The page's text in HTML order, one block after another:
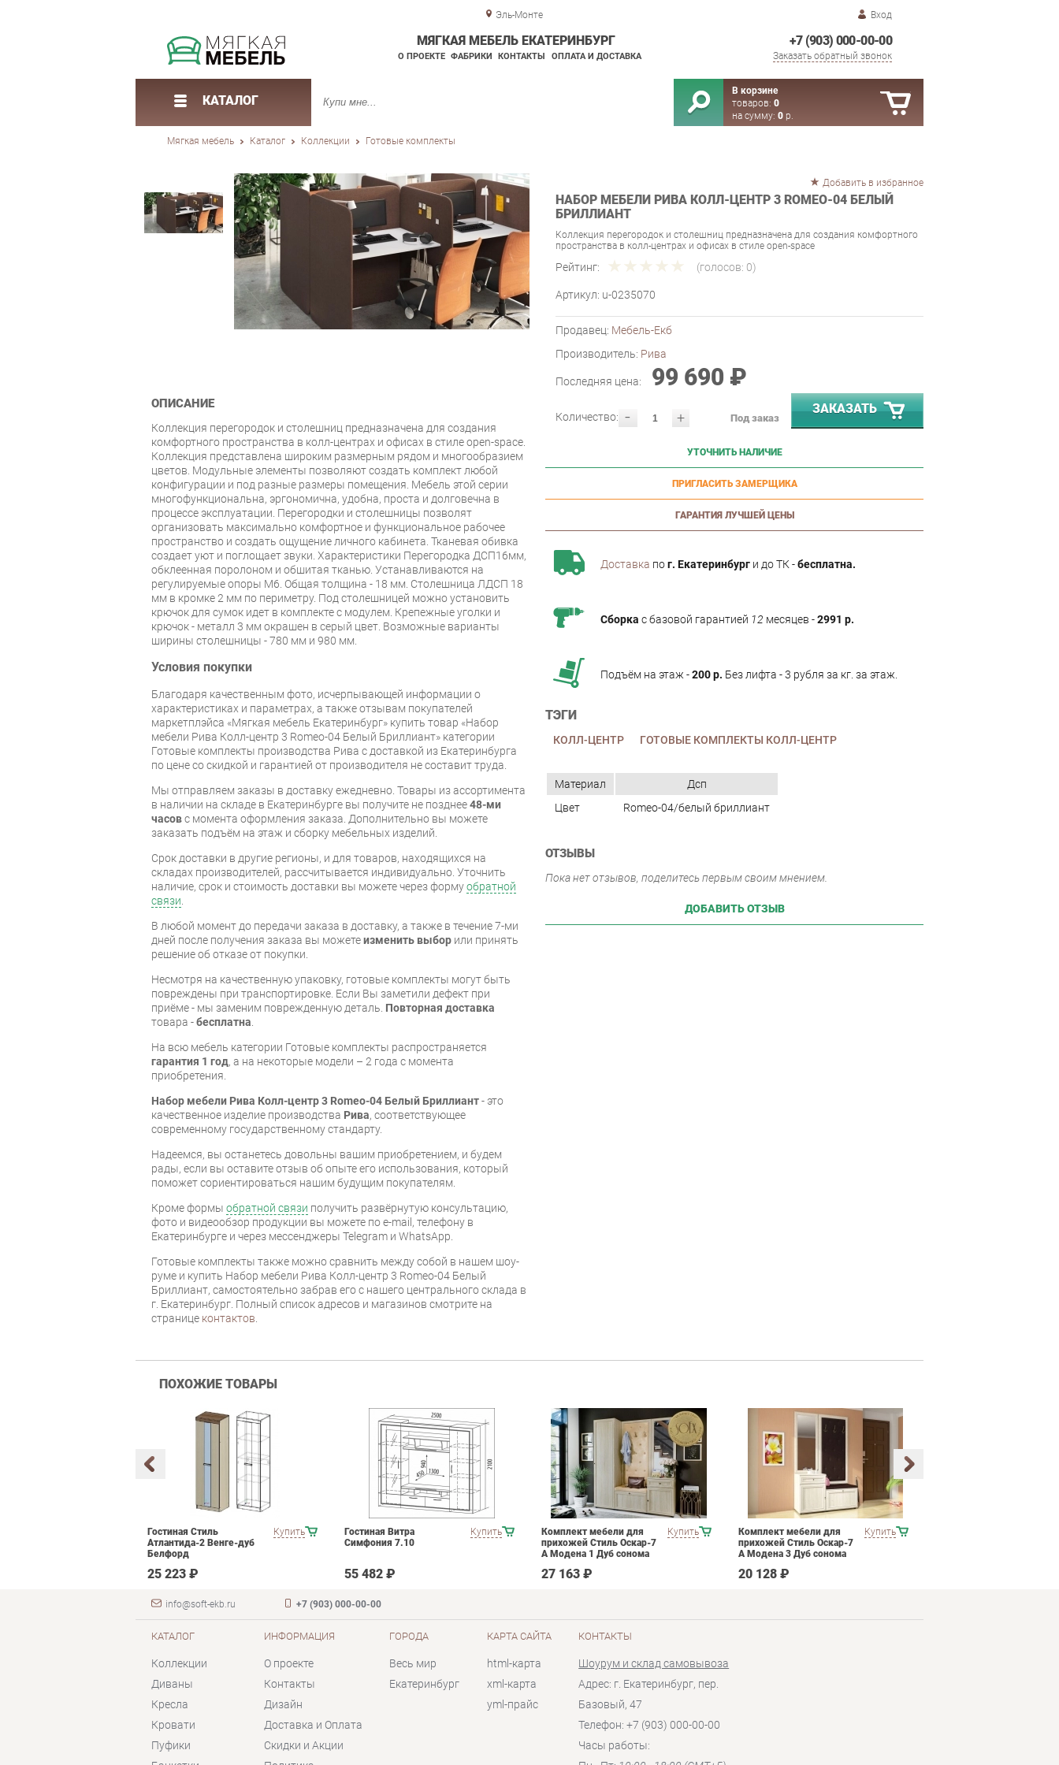
Эль-Монте Вход
+7 (903) 000-00-00
Заказать обратный звонок
МЯГКАЯ МЕБЕЛЬ ЕКАТЕРИНБУРГ
О ПРОЕКТЕ ФАБРИКИ КОНТАКТЫ ОПЛАТА И ДОСТАВКА
КАТАЛОГ
В корзине
товаров: 0
на сумму: 0 р.
Мягкая мебель Каталог Коллекции Готовые комплекты
Добавить в избранное
НАБОР МЕБЕЛИ РИВА КОЛЛ-ЦЕНТР 3 ROMEO-04 БЕЛЫЙ
БРИЛЛИАНТ
Коллекция перегородок и столешниц предназначена для создания комфортного
пространства в колл-центрах и офисах в стиле open-space
Рейтинг: (голосов: 0)
Артикул: u-0235070
Продавец: Мебель-Екб
Производитель: Рива
Последняя цена: 99 690 ₽
- +
Количество: Под заказ
ЗАКАЗАТЬ
УТОЧНИТЬ НАЛИЧИЕ
ПРИГЛАСИТЬ ЗАМЕРЩИКА
ГАРАНТИЯ ЛУЧШЕЙ ЦЕНЫ
Доставка пог. Екатеринбург и до ТК -бесплатна.
Сборка с базовой гарантией 12 месяцев -2991 р.
Подъём на этаж -200 р. Без лифта - 3 рубля за кг. за этаж.
ТЭГИ
КОЛЛ-ЦЕНТР ГОТОВЫЕ КОМПЛЕКТЫ КОЛЛ-ЦЕНТР
ОПИСАНИЕ
Коллекция перегородок и столешниц предназначена для создания
комфортного пространства в колл-центрах и офисах в стиле open-space.
Коллекция представлена широким размерным рядом и многообразием
цветов. Модульные элементы позволяют создать комплект любой
конфигурации и под разные размеры помещения. Мебель этой серии
многофункциональна, эргономична, удобна, проста и долговечна в
процессе эксплуатации. Перегородки и столешницы позволят
организовать максимально комфортное и функциональное рабочее
пространство и создать ощущение личного кабинета. Тканевая обивка
создает уют и поглощает звуки. Характеристики Перегородка ДСП16мм,
обклеенная поролоном и обшитая тканью. Устанавливаются на
регулируемые опоры М6. Общая толщина - 18 мм. Столешница ЛДСП 18
мм в кромке 2 мм по периметру. Под столешницей можно установить
крючок для сумок идет в комплекте с модулем. Крепежные уголки и
крючок - металл 3 мм окрашен в серый цвет. Возможные варианты
ширины столешницы - 780 мм и 980 мм.
Условия покупки
Благодаря качественным фото, исчерпывающей информации о
характеристиках и параметрах, а также отзывам покупателей
маркетплэйса «Мягкая мебель Екатеринбург» купить товар «Набор
мебели Рива Колл-центр 3 Romeo-04 Белый Бриллиант» категории
Готовые комплекты производства Рива с доставкой из Екатеринбурга
по цене со скидкой и гарантией от производителя не составит труда.
Мы отправляем заказы в доставку ежедневно. Товары из ассортимента
в наличии на складе в Екатеринбурге вы получите не позднее48-ми
часовс момента оформления заказа. Дополнительно вы можете
заказать подъём на этаж и сборку мебельных изделий.
Срок доставки в другие регионы, и для товаров, находящихся на
складах производителей, рассчитывается индивидуально. Уточнить
наличие, срок и стоимость доставки вы можете через формуобратной
связи.
В любой момент до передачи заказа в доставку, а также в течение 7-ми
дней после получения заказа вы можетеизменить выбор или принять
решение об отказе от покупки.
Несмотря на качественную упаковку, готовые комплекты могут быть
повреждены при транспортировке. Если Вы заметили дефект при
приёме - мы заменим поврежденную деталь. Повторная доставка
товара -бесплатна.
На всю мебель категории Готовые комплекты распространяется
гарантия 1 год, а на некоторые модели – 2 года с момента
приобретения.
Набор мебели Рива Колл-центр 3 Romeo-04 Белый Бриллиант- это
качественное изделие производства Рива, соответствующее
современному государственному стандарту.
Надеемся, вы останетесь довольны вашим приобретением, и будем
рады, если вы оставите отзыв об опыте его использования, который
поможет сориентироваться нашим будущим покупателям.
Кроме формы обратной связи получить развёрнутую консультацию,
фото и видеообзор продукции вы можете по e-mail, телефону в
Екатеринбурге и через мессенджеры Telegram и WhatsApp.
Готовые комплекты также можно сравнить между собой в нашем шоу-
руме и купить Набор мебели Рива Колл-центр 3 Romeo-04 Белый
Бриллиант, самостоятельно забрав его с нашего центрального склада в
г. Екатеринбург. Полный список адресов и магазинов смотрите на
странице контактов.
Материал
Дсп
Цвет
Romeo-04/белый бриллиант
ОТЗЫВЫ
Пока нет отзывов, поделитесь первым своим мнением.
ДОБАВИТЬ ОТЗЫВ
ПОХОЖИЕ ТОВАРЫ
Купить
Гостиная Стиль
Атлантида-2 Венге-дуб
Белфорд
25 223 ₽
Купить
Гостиная Витра
Симфония 7.10
55 482 ₽
Купить
Комплект мебели для
прихожей Стиль Оскар-7
А Модена 1 Дуб сонома
27 163 ₽
Купить
Комплект мебели для
прихожей Стиль Оскар-7
А Модена 3 Дуб сонома
20 128 ₽
info@soft-ekb.ru +7 (903) 000-00-00
КАТАЛОГ
Коллекции
Диваны
Кресла
Кровати
Пуфики
ИНФОРМАЦИЯ
О проекте
Контакты
Дизайн
Доставка и Оплата
Скидки и Акции
ГОРОДА
Весь мир
Екатеринбург
КАРТА САЙТА
html-карта
xml-карта
yml-прайс
КОНТАКТЫ
Шоурум и склад самовывоза
Адрес: г. Екатеринбург, пер.
Базовый, 47
Телефон: +7 (903) 000-00-00
Часы работы: